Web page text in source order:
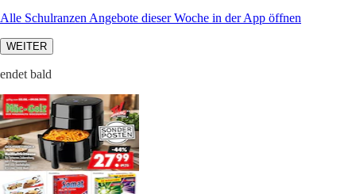
Alle Schulranzen Angebote dieser Woche in der App öffnen
WEITER
endet bald